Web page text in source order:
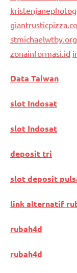
stmichaelwtby.org
zonainformasi.id
Data Taiwan
slot Indosat
slot Indosat
deposit tri
slot deposit
link alternatif
rubah4d
rubah4d